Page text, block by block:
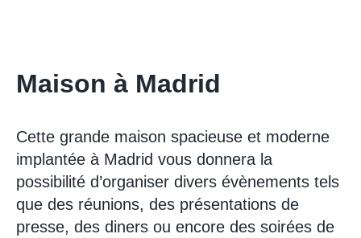
Maison à Madrid
Cette grande maison spacieuse et moderne
implantée à Madrid vous donnera la
possibilité d’organiser divers évènements tels
que des réunions, des présentations de
presse, des diners ou encore des soirées de